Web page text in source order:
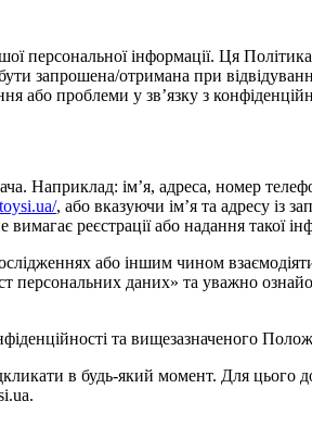
персональної інформації. Ця
запрошена/отримана при
або проблеми у зв’язку з
Наприклад: ім’я, адреса, номер
, або вказуючи ім’я та адресу із
реєстрації або надання такої
або іншим чином
персональних даних» та уважно
та вищезазначеного
в будь-який момент. Для